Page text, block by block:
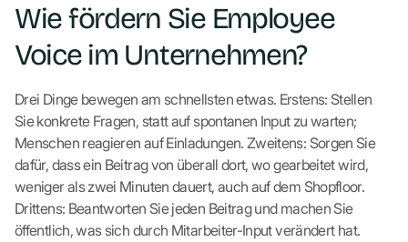
Wie fördern Sie Employee
Voice im Unternehmen?
Drei Dinge bewegen am schnellsten etwas. Erstens: Stellen
Sie konkrete Fragen, statt auf spontanen Input zu warten;
Menschen reagieren auf Einladungen. Zweitens: Sorgen Sie
dafür, dass ein Beitrag von überall dort, wo gearbeitet wird,
weniger als zwei Minuten dauert, auch auf dem Shopfloor.
Drittens: Beantworten Sie jeden Beitrag und machen Sie
öffentlich, was sich durch Mitarbeiter-Input verändert hat.